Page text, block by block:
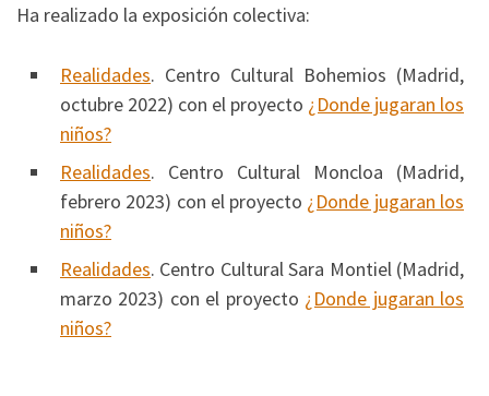
Ha realizado la exposición colectiva:
Realidades. Centro Cultural Bohemios (Madrid,
octubre 2022) con el proyecto ¿Donde jugaran los
niños?
Realidades. Centro Cultural Moncloa (Madrid,
febrero 2023) con el proyecto ¿Donde jugaran los
niños?
Realidades. Centro Cultural Sara Montiel (Madrid,
marzo 2023) con el proyecto ¿Donde jugaran los
niños?